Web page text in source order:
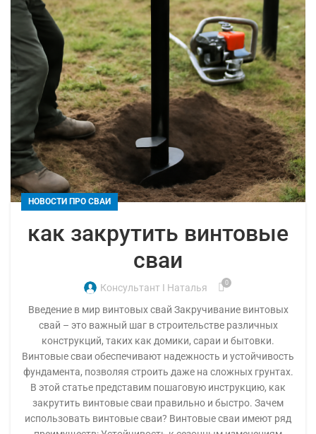
НОВОСТИ ПРО СВАИ
как закрутить винтовые
сваи
Консультант I Наталья 0
Введение в мир винтовых свай Закручивание винтовых
свай – это важный шаг в строительстве различных
конструкций, таких как домики, сараи и бытовки.
Винтовые сваи обеспечивают надежность и устойчивость
фундамента, позволяя строить даже на сложных грунтах.
В этой статье представим пошаговую инструкцию, как
закрутить винтовые сваи правильно и быстро. Зачем
использовать винтовые сваи? Винтовые сваи имеют ряд